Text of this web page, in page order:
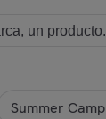
Summer Camp